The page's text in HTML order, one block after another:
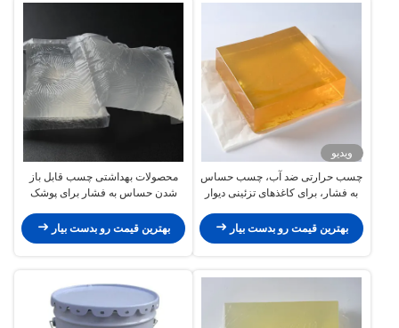
ویدیو
چسب حرارتی ضد آب، چسب حساس
به فشار، برای کاغذهای تزئینی دیوار
بهترین قیمت رو بدست بیار
محصولات بهداشتی چسب قابل باز
شدن حساس به فشار برای پوشک
بهترین قیمت رو بدست بیار